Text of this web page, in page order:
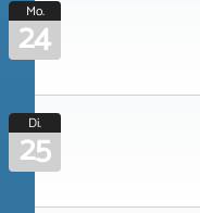
Mo.
24
Di.
25